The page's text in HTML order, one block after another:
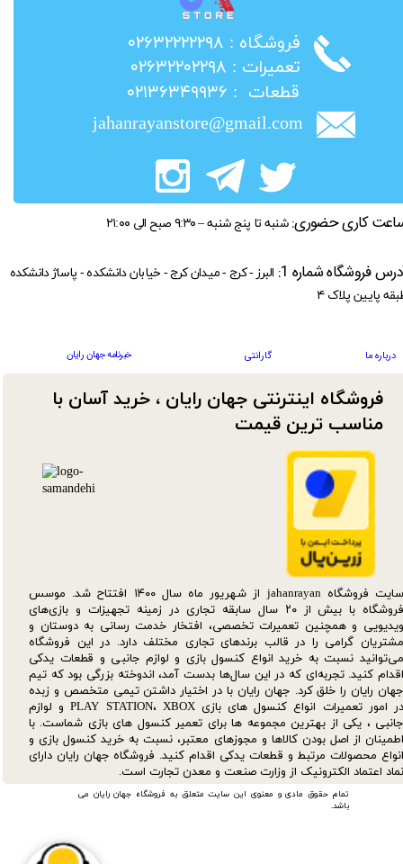
تمام حقوق مادی و معنوی این سایت متعلق به فروشگاه جهان رایان می
باشد.
​فروشگاه : ۰۲۶۳۲۲۲۲۲۹۸
​تعمیرات : ۰۲۶۳۲۲۰۲۲۹۸
​قطعات : ۰۲۱۳۶۳۴۹۹۳۶
jahanrayanstore@gmail.com
سایت فروشگاه jahanrayan از شهریور ماه سال ۱۴۰۰ افتتاح شد. موسس
فروشگاه با بیش از ۲۰ سال سابقه تجاری در زمینه تجهیزات و بازی‌های
ویدیویی و همچنین تعمیرات تخصصی، افتخار خدمت رسانی به دوستان و
مشتریان گرامی را در قالب برندهای تجاری مختلف دارد. در این فروشگاه
می‌توانید نسبت به خرید انواع کنسول بازی و لوازم جانبی و قطعات یدکی‌
اقدام کنید. تجربه‌ای که در این سال‌ها بدست آمد، اندوخته بزرگی بود که تیم
جهان رایان را خلق کرد. جهان رایان با در اختیار داشتن تیمی متخصص و زبده
در امور تعمیرات انواع کنسول های بازی PLAY STATION، XBOX و لوازم
جانبی ، یکی از بهترین مجموعه ها برای تعمیر کنسول های بازی شماست. با
اطمینان از اصل بودن کالاها و مجوزهای معتبر، نسبت به خرید کنسول بازی و
انواع محصولات مرتبط و قطعات یدکی اقدام کنید. فروشگاه جهان رایان دارای
نماد اعتماد الکترونیک از وزارت صنعت و معدن تجارت است.
فروشگاه اینترنتی جهان رایان ، خرید آسان با
مناسب ترین قیمت​​​​​​​
کاری حضوری: شنبه تا پنج شنبه – ۹:۳۰ صبح الی ۲۱:۰۰
درباره ما گارانتی خبرنامه جهان رایان
فروشگاه شماره 1:
البرز - کرج - میدان کرج - خیابان دانشکده - پاساژ دانشکده
پایین پلاک ۴